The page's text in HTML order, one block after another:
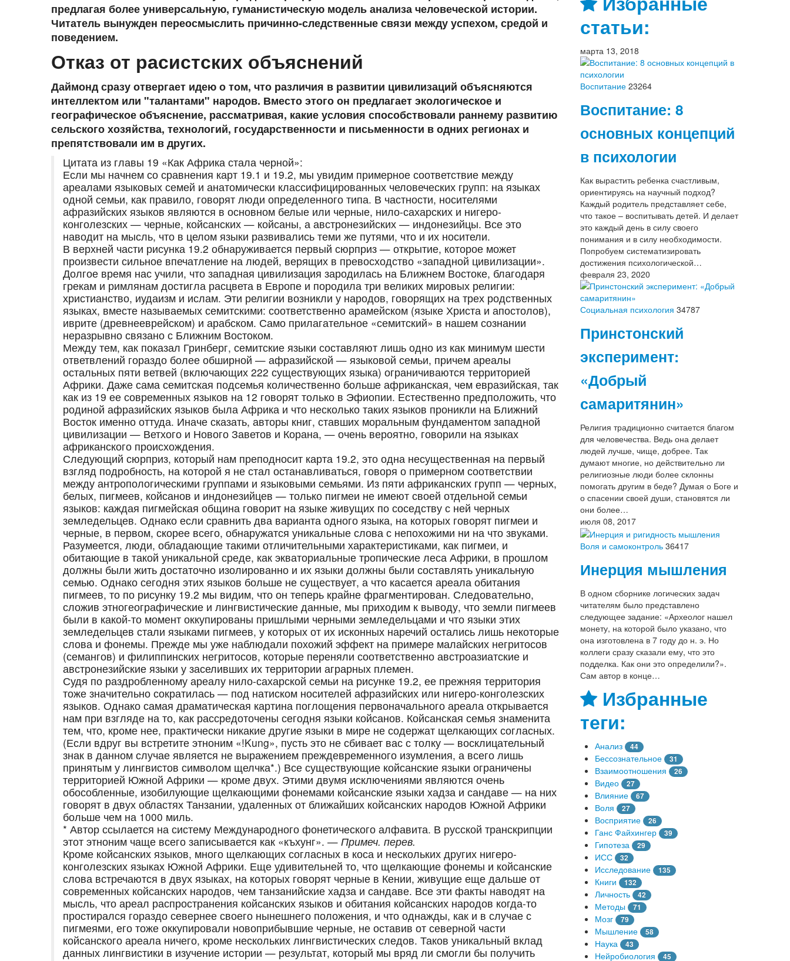
предлагая более универсальную, гуманистическую модель анализа человеческой истории.
Читатель вынужден переосмыслить причинно-следственные связи между успехом, средой и
поведением.
Отказ от расистских объяснений
Даймонд сразу отвергает идею о том, что различия в развитии цивилизаций объясняются
интеллектом или "талантами" народов. Вместо этого он предлагаетэкологическое и
географическое объяснение, рассматривая, какие условия способствовали раннему развитию
сельского хозяйства, технологий, государственности и письменности в одних регионах и
препятствовали им в других.
Цитата из главы 19 «Как Африка стала черной»:
Если мы начнем со сравнения карт 19.1 и 19.2, мы увидим примерное соответствие между
ареалами языковых семей и анатомически классифицированных человеческих групп: на языках
одной семьи, как правило, говорят люди определенного типа. В частности, носителями
афразийских языков являются в основном белые или черные, нило-сахарских и нигеро-
конголезских — черные, койсанских — койсаны, а австронезийских — индонезийцы. Все это
наводит на мысль, что в целом языки развивались теми же путями, что и их носители.
В верхней части рисунка 19.2 обнаруживается первый сюрприз — открытие, которое может
произвести сильное впечатление на людей, верящих в превосходство «западной цивилизации».
Долгое время нас учили, что западная цивилизация зародилась на Ближнем Востоке, благодаря
грекам и римлянам достигла расцвета в Европе и породила три великих мировых религии:
христианство, иудаизм и ислам. Эти религии возникли у народов, говорящих на трех родственных
языках, вместе называемых семитскими: соответственно арамейском (языке Христа и апостолов),
иврите (древнееврейском) и арабском. Само прилагательное «семитский» в нашем сознании
неразрывно связано с Ближним Востоком.
Между тем, как показал Гринберг, семитские языки составляют лишь одно из как минимум шести
ответвлений гораздо более обширной — афразийской — языковой семьи, причем ареалы
остальных пяти ветвей (включающих 222 существующих языка) ограничиваются территорией
Африки. Даже сама семитская подсемья количественно больше африканская, чем евразийская, так
как из 19 ее современных языков на 12 говорят только в Эфиопии. Естественно предположить, что
родиной афразийских языков была Африка и что несколько таких языков проникли на Ближний
Восток именно оттуда. Иначе сказать, авторы книг, ставших моральным фундаментом западной
цивилизации — Ветхого и Нового Заветов и Корана, — очень вероятно, говорили на языках
африканского происхождения.
Следующий сюрприз, который нам преподносит карта 19.2, это одна несущественная на первый
взгляд подробность, на которой я не стал останавливаться, говоря о примерном соответствии
между антропологическими группами и языковыми семьями. Из пяти африканских групп — черных,
белых, пигмеев, койсанов и индонезийцев — только пигмеи не имеют своей отдельной семьи
языков: каждая пигмейская община говорит на языке живущих по соседству с ней черных
земледельцев. Однако если сравнить два варианта одного языка, на которых говорят пигмеи и
черные, в первом, скорее всего, обнаружатся уникальные слова с непохожими ни на что звуками.
Разумеется, люди, обладающие такими отличительными характеристиками, как пигмеи, и
обитающие в такой уникальной среде, как экваториальные тропические леса Африки, в прошлом
должны были жить достаточно изолированно и их языки должны были составлять уникальную
семью. Однако сегодня этих языков больше не существует, а что касается ареала обитания
пигмеев, то по рисунку 19.2 мы видим, что он теперь крайне фрагментирован. Следовательно,
сложив этногеографические и лингвистические данные, мы приходим к выводу, что земли пигмеев
были в какой-то момент оккупированы пришлыми черными земледельцами и что языки этих
земледельцев стали языками пигмеев, у которых от их исконных наречий остались лишь некоторые
слова и фонемы. Прежде мы уже наблюдали похожий эффект на примере малайских негритосов
(семангов) и филиппинских негритосов, которые переняли соответственно австроазиатские и
австронезийские языки у заселивших их территории аграрных племен.
Судя по раздробленному ареалу нило-сахарской семьи на рисунке 19.2, ее прежняя территория
тоже значительно сократилась — под натиском носителей афразийских или нигеро-конголезских
языков. Однако самая драматическая картина поглощения первоначального ареала открывается
нам при взгляде на то, как рассредоточены сегодня языки койсанов. Койсанская семья знаменита
тем, что, кроме нее, практически никакие другие языки в мире не содержат щелкающих согласных.
(Если вдруг вы встретите этноним «!Kung», пусть это не сбивает вас с толку — восклицательный
знак в данном случае является не выражением преждевременного изумления, а всего лишь
принятым у лингвистов символом щелчка*.) Все существующие койсанские языки ограничены
территорией Южной Африки — кроме двух. Этими двумя исключениями являются очень
обособленные, изобилующие щелкающими фонемами койсанские языки хадза и сандаве — на них
говорят в двух областях Танзании, удаленных от ближайших койсан­ских народов Южной Африки
больше чем на 1000 миль.
* Автор ссылается на систему Международного фонетического алфавита. В русской транскрипции
этот этноним чаще всего записывается как «къхунг». — Примеч. перев.
Кроме койсанских языков, много щелкающих согласных в коса и нескольких других нигеро-
конголезских языках Южной Африки. Еще удивительней то, что щелкающие фонемы и койсанские
слова встречаются в двух языках, на которых говорят черные в Кении, живущие еще дальше от
современных койсанских народов, чем танзанийские хадза и сандаве. Все эти факты наводят на
мысль, что ареал распространения койсан­ских языков и обитания койсанских народов когда-то
простирался гораздо севернее своего нынешнего положения, и что однажды, как и в случае с
пигмеями, его тоже оккупировали новоприбывшие черные, не оставив от северной части
койсанского ареала ничего, кроме нескольких лингвистических следов. Таков уникальный вклад
данных лингвистики в изучение истории — результат, который мы вряд ли смогли бы получить
статьи:
марта 13, 2018
Воспитание 23264
Воспитание: 8
основных концепций
в психологии
Как вырастить ребенка счастливым,
ориентируясь на научный подход?
Каждый родитель представляет себе,
что такое – воспитывать детей. И делает
это каждый день в силу своего
понимания и в силу необходимости.
Попробуем систематизировать
достижения психологической…
февраля 23, 2020
Социальная психология 34787
Принстонский
эксперимент:
«Добрый
самаритянин»
Религия традиционно считается благом
для человечества. Ведь она делает
людей лучше, чище, добрее. Так
думают многие, но действительно ли
религиозные люди более склонны
помогать другим в беде? Думая о Боге и
о спасении своей души, становятся ли
они более…
июля 08, 2017
Воля и самоконтроль 36417
Инерция мышления
В одном сборнике логических задач
читателям было представлено
следующее задание: «Археолог нашел
монету, на которой было указано, что
она изготовлена в 7 году до н. э. Но
коллеги сразу сказали ему, что это
подделка. Как они это определили?».
Сам автор в конце…
Избранные
теги:
Анализ 44
Бессознательное 31
Взаимоотношения 26
Видео 27
Влияние 67
Воля 27
Восприятие 26
Ганс Файхингер 39
Гипотеза 29
ИСС 32
Исследование 135
Книги 132
Личность 42
Методы 71
Мозг 79
Мышление 58
Наука 43
Нейробиология 45